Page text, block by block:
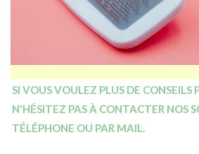
SI VOUS VOULEZ PLUS DE CONSEILS
N'HÉSITEZ PAS À CONTACTER NOS
TÉLÉPHONE OU PAR MAIL.